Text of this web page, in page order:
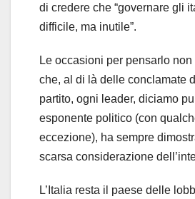
di credere che “governare gli
difficile, ma inutile”.
Le occasioni per pensarlo
che, al di là delle conclamate
partito, ogni leader, diciamo
esponente politico (con
eccezione), ha sempre
scarsa considerazione
L’Italia resta il paese delle